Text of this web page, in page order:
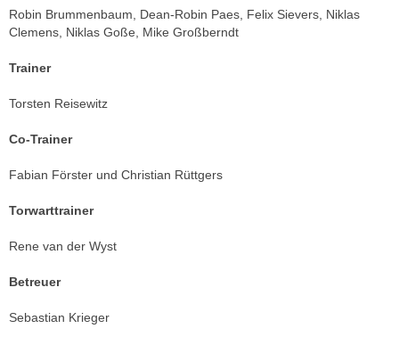
Robin Brummenbaum, Dean-Robin Paes, Felix Sievers, Niklas
Clemens, Niklas Goße, Mike Großberndt
Trainer
Torsten Reisewitz
Co-Trainer
Fabian Förster und Christian Rüttgers
Torwarttrainer
Rene van der Wyst
Betreuer
Sebastian Krieger